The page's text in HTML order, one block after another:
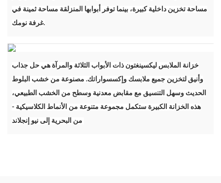
مساحة تخزين داخلية كبيرة، بينما توفر أبوابها المنزلقة مساحة ثمينة في
غرفة نومك.
خزانة الملابس ليكسينغتون ذات الأبواب الثلاثة والمرآة هي حل جذاب
وأنيق لتخزين جميع ملابسك وإكسسواراتك. مصنوعة من خشب البلوط
الحديث وسهل التنسيق مع مقابض معدنية وسطح من الخشب الطبيعي،
هذه الخزانة الكبيرة ستكمل مجموعة متنوعة من الأنماط الكلاسيكية -